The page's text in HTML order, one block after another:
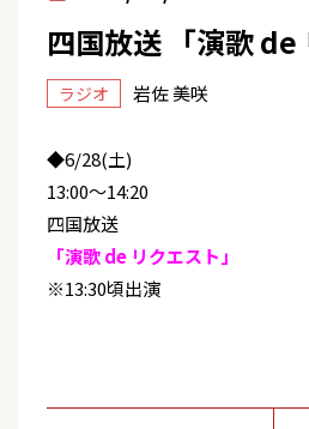
四国放送 「演歌 de
ラジオ 岩佐 美咲
◆6/28(土)
13:00～14:20
四国放送
「演歌 de リクエスト」
※13:30頃出演